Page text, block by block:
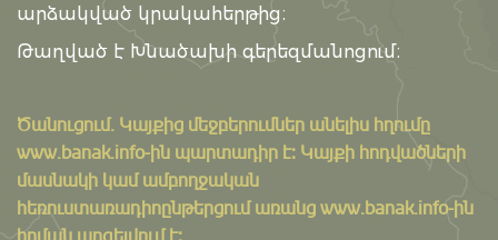
արձակված կրակահերթից։
Թաղված է Խնածախի գերեզմանոցում։
Ծանուցում․ Կայքից մեջբերումներ անելիս հղումը
www.banak.info-ին պարտադիր է: Կայքի հոդվածների
մասնակի կամ ամբողջական
հեռուստառադիոընթերցում առանց www.banak.info-ին